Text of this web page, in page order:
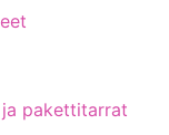
pakettitarrat